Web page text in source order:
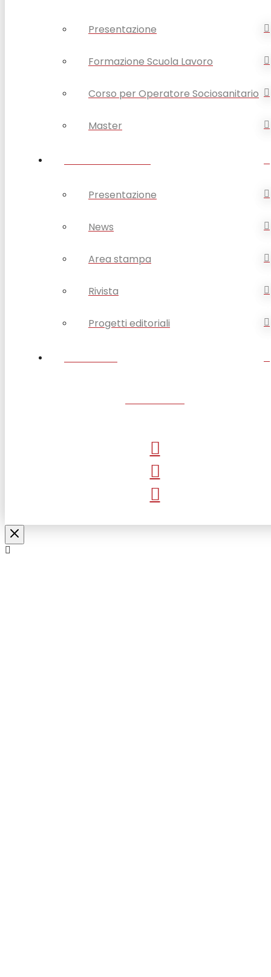
Presentazione
Formazione Scuola Lavoro
Corso per Operatore Sociosanitario
Master
Presentazione
News
Area stampa
Rivista
Progetti editoriali